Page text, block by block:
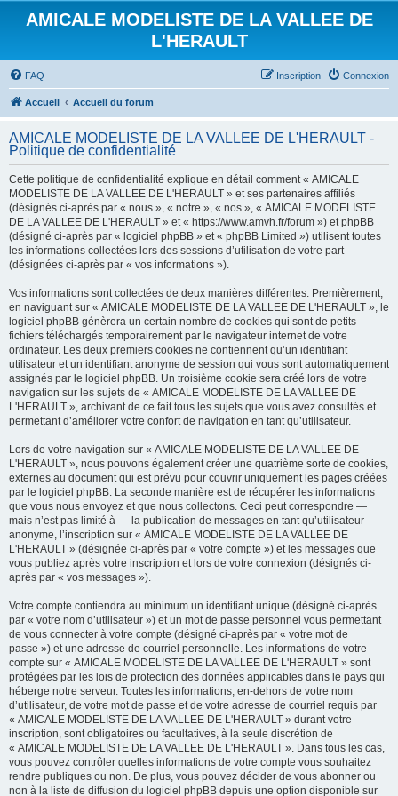
AMICALE MODELISTE DE LA VALLEE DE
L'HERAULT
FAQ Connexion
Inscription
Accueil Accueil du forum
AMICALE MODELISTE DE LA VALLEE DE L'HERAULT -
Politique de confidentialité
Cette politique de confidentialité explique en détail comment « AMICALE
MODELISTE DE LA VALLEE DE L'HERAULT » et ses partenaires affiliés
(désignés ci-après par « nous », « notre », « nos », « AMICALE MODELISTE
DE LA VALLEE DE L'HERAULT » et « https://www.amvh.fr/forum ») et phpBB
(désigné ci-après par « logiciel phpBB » et « phpBB Limited ») utilisent toutes
les informations collectées lors des sessions d’utilisation de votre part
(désignées ci-après par « vos informations »).
Vos informations sont collectées de deux manières différentes. Premièrement,
en naviguant sur « AMICALE MODELISTE DE LA VALLEE DE L'HERAULT », le
logiciel phpBB génèrera un certain nombre de cookies qui sont de petits
fichiers téléchargés temporairement par le navigateur internet de votre
ordinateur. Les deux premiers cookies ne contiennent qu’un identifiant
utilisateur et un identifiant anonyme de session qui vous sont automatiquement
assignés par le logiciel phpBB. Un troisième cookie sera créé lors de votre
navigation sur les sujets de « AMICALE MODELISTE DE LA VALLEE DE
L'HERAULT », archivant de ce fait tous les sujets que vous avez consultés et
permettant d’améliorer votre confort de navigation en tant qu’utilisateur.
Lors de votre navigation sur « AMICALE MODELISTE DE LA VALLEE DE
L'HERAULT », nous pouvons également créer une quatrième sorte de cookies,
externes au document qui est prévu pour couvrir uniquement les pages créées
par le logiciel phpBB. La seconde manière est de récupérer les informations
que vous nous envoyez et que nous collectons. Ceci peut correspondre —
mais n’est pas limité à — la publication de messages en tant qu’utilisateur
anonyme, l’inscription sur « AMICALE MODELISTE DE LA VALLEE DE
L'HERAULT » (désignée ci-après par « votre compte ») et les messages que
vous publiez après votre inscription et lors de votre connexion (désignés ci-
après par « vos messages »).
Votre compte contiendra au minimum un identifiant unique (désigné ci-après
par « votre nom d’utilisateur ») et un mot de passe personnel vous permettant
de vous connecter à votre compte (désigné ci-après par « votre mot de
passe ») et une adresse de courriel personnelle. Les informations de votre
compte sur « AMICALE MODELISTE DE LA VALLEE DE L'HERAULT » sont
protégées par les lois de protection des données applicables dans le pays qui
héberge notre serveur. Toutes les informations, en-dehors de votre nom
d’utilisateur, de votre mot de passe et de votre adresse de courriel requis par
« AMICALE MODELISTE DE LA VALLEE DE L'HERAULT » durant votre
inscription, sont obligatoires ou facultatives, à la seule discrétion de
« AMICALE MODELISTE DE LA VALLEE DE L'HERAULT ». Dans tous les cas,
vous pouvez contrôler quelles informations de votre compte vous souhaitez
rendre publiques ou non. De plus, vous pouvez décider de vous abonner ou
non à la liste de diffusion du logiciel phpBB depuis une option disponible sur